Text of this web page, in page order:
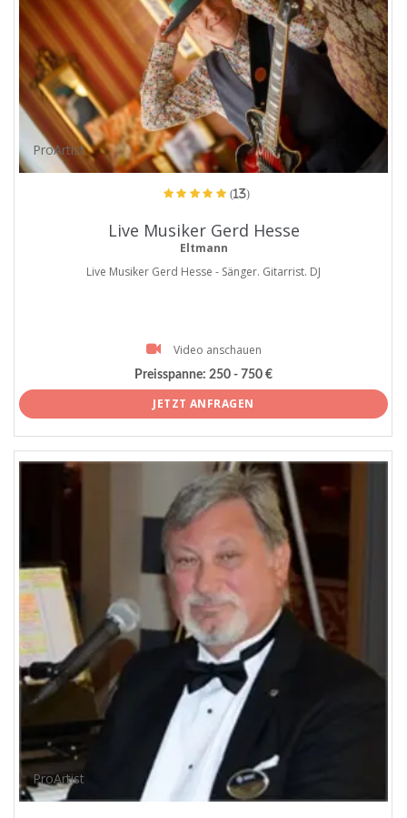
ProArtist
(13)
Live Musiker Gerd Hesse
Eltmann
Live Musiker Gerd Hesse - Sänger. Gitarrist. DJ
Video anschauen
Preisspanne: 250 - 750 €
JETZT ANFRAGEN
ProArtist